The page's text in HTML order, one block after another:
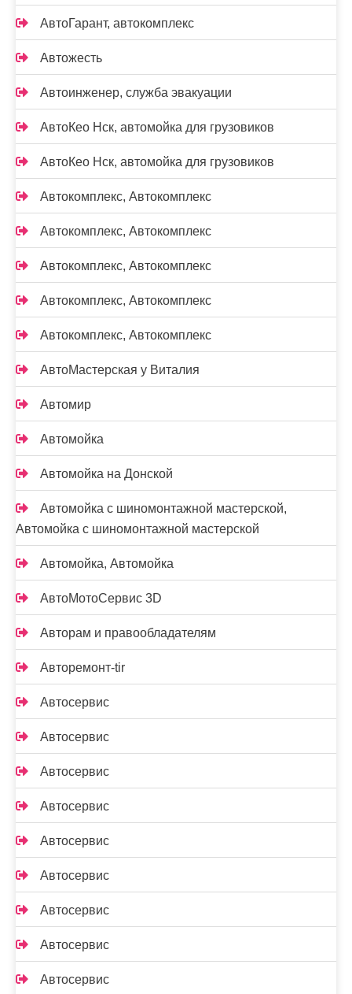
АвтоГарант, автокомплекс
Автожесть
Автоинженер, служба эвакуации
АвтоКео Нск, автомойка для грузовиков
АвтоКео Нск, автомойка для грузовиков
Автокомплекс, Автокомплекс
Автокомплекс, Автокомплекс
Автокомплекс, Автокомплекс
Автокомплекс, Автокомплекс
Автокомплекс, Автокомплекс
АвтоМастерская у Виталия
Автомир
Автомойка
Автомойка на Донской
Автомойка с шиномонтажной мастерской,
Автомойка с шиномонтажной мастерской
Автомойка, Автомойка
АвтоМотоСервис 3D
Авторам и правообладателям
Авторемонт-tir
Автосервис
Автосервис
Автосервис
Автосервис
Автосервис
Автосервис
Автосервис
Автосервис
Автосервис